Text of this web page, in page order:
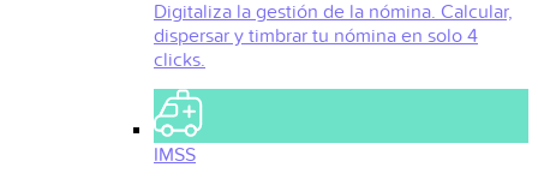
Digitaliza la gestión de la nómina. Calcular,
dispersar y timbrar tu nómina en solo 4
clicks.
IMSS